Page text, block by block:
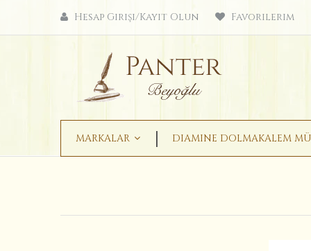
Hesap Girişi/Kayıt Olun Favorilerim
MARKALAR DIAMINE DOLMAKALEM